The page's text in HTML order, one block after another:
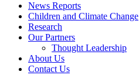
News Reports
Children and Climate Change
Research
Our Partners
Thought Leadership
About Us
Contact Us